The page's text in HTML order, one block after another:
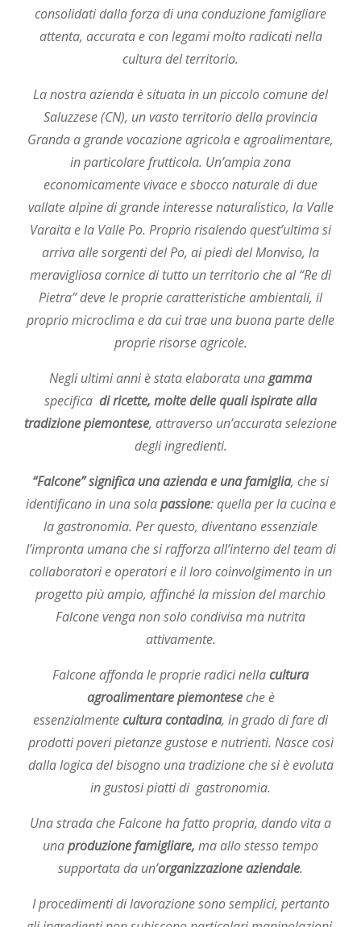
consolidati dalla forza di una conduzione famigliare
attenta, accurata e con legami molto radicati nella
cultura del territorio.
La nostra azienda è situata in un piccolo comune del
Saluzzese (CN), un vasto territorio della provincia
Granda a grande vocazione agricola e agroalimentare,
in particolare frutticola. Un’ampia zona
economicamente vivace e sbocco naturale di due
vallate alpine di grande interesse naturalistico, la Valle
Varaita e la Valle Po. Proprio risalendo quest’ultima si
arriva alle sorgenti del Po, ai piedi del Monviso, la
meravigliosa cornice di tutto un territorio che al “Re di
Pietra” deve le proprie caratteristiche ambientali, il
proprio microclima e da cui trae una buona parte delle
proprie risorse agricole.
Negli ultimi anni è stata elaborata unagamma
specifica di ricette, molte delle quali ispirate alla
tradizione piemontese, attraverso un’accurata selezione
degli ingredienti.
“Falcone” significa una azienda e una famiglia, che si
identificano in una solapassione: quella per la cucina e
la gastronomia. Per questo, diventano essenziale
l’impronta umana che si rafforza all’interno del team di
collaboratori e operatori e il loro coinvolgimento in un
progetto più ampio, affinché la mission del marchio
Falcone venga non solo condivisa ma nutrita
attivamente.
Falcone affonda le proprie radici nellacultura
agroalimentare piemonteseche è
essenzialmentecultura contadina, in grado di fare di
prodotti poveri pietanze gustose e nutrienti. Nasce così
dalla logica del bisogno una tradizione che si è evoluta
in gustosi piatti di gastronomia.
Una strada che Falcone ha fatto propria, dando vita a
unaproduzione famigliare, ma allo stesso tempo
supportata da un’organizzazione aziendale.
I procedimenti di lavorazione sono semplici, pertanto